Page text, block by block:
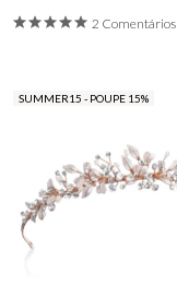
2 Comentários
SUMMER15 - POUPE 15%